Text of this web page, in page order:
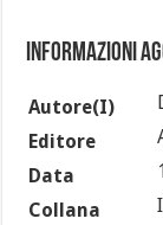
Informazioni
Autore(i)
Editore
Data
Collana